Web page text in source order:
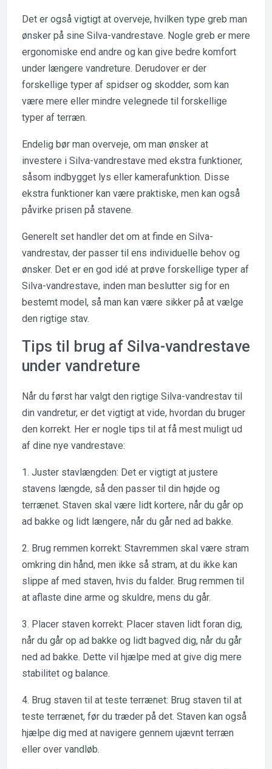
Det er også vigtigt at overveje, hvilken type greb man
ønsker på sine Silva-vandrestave. Nogle greb er mere
ergonomiske end andre og kan give bedre komfort
under længere vandreture. Derudover er der
forskellige typer af spidser og skodder, som kan
være mere eller mindre velegnede til forskellige
typer af terræn.
Endelig bør man overveje, om man ønsker at
investere i Silva-vandrestave med ekstra funktioner,
såsom indbygget lys eller kamerafunktion. Disse
ekstra funktioner kan være praktiske, men kan også
påvirke prisen på stavene.
Generelt set handler det om at finde en Silva-
vandrestav, der passer til ens individuelle behov og
ønsker. Det er en god idé at prøve forskellige typer af
Silva-vandrestave, inden man beslutter sig for en
bestemt model, så man kan være sikker på at vælge
den rigtige stav.
Tips til brug af Silva-vandrestave
under vandreture
Når du først har valgt den rigtige Silva-vandrestav til
din vandretur, er det vigtigt at vide, hvordan du bruger
den korrekt. Her er nogle tips til at få mest muligt ud
af dine nye vandrestave:
1. Juster stavlængden: Det er vigtigt at justere
stavens længde, så den passer til din højde og
terrænet. Staven skal være lidt kortere, når du går op
ad bakke og lidt længere, når du går ned ad bakke.
2. Brug remmen korrekt: Stavremmen skal være stram
omkring din hånd, men ikke så stram, at du ikke kan
slippe af med staven, hvis du falder. Brug remmen til
at aflaste dine arme og skuldre, mens du går.
3. Placer staven korrekt: Placer staven lidt foran dig,
når du går op ad bakke og lidt bagved dig, når du går
ned ad bakke. Dette vil hjælpe med at give dig mere
stabilitet og balance.
4. Brug staven til at teste terrænet: Brug staven til at
teste terrænet, før du træder på det. Staven kan også
hjælpe dig med at navigere gennem ujævnt terræn
eller over vandløb.